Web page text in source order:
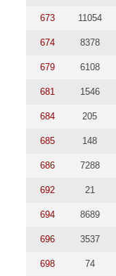
673 11054
674 8378
679 6108
681 1546
684 205
685 148
686 7288
692 21
694 8689
696 3537
698 74